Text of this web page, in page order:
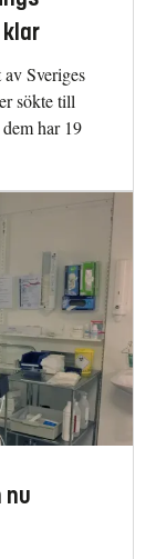
Sveriges
sökte till
har 19
nu